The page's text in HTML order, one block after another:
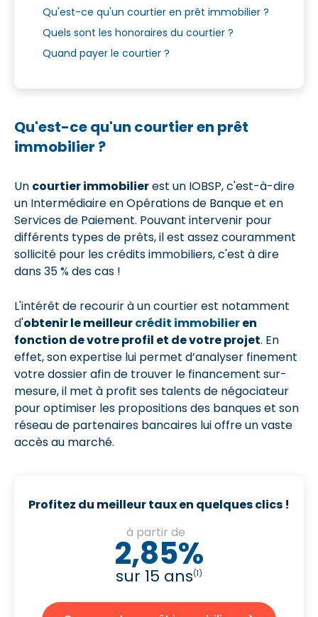
Qu'est-ce qu'un courtier en prêt immobilier ?
Quels sont les honoraires du courtier ?
Quand payer le courtier ?
Qu'est-ce qu'un courtier en prêt
immobilier ?
Un courtier immobilierest un IOBSP, c'est-à-dire
un Intermédiaire en Opérations de Banque et en
Services de Paiement. Pouvant intervenir pour
différents types de prêts, il est assez couramment
sollicité pour les crédits immobiliers, c'est à dire
dans 35 % des cas !
L'intérêt de recourir à un courtier est notamment
d'obtenir le meilleurcrédit immobilieren
fonction de votre profil et de votre projet. En
effet, son expertise lui permet d’analyser finement
votre dossier afin de trouver le financement sur-
mesure, il met à profit ses talents de négociateur
pour optimiser les propositions des banques et son
réseau de partenaires bancaires lui offre un vaste
accès au marché.
Profitez du meilleur taux en quelques clics !
à partir de
2,85%
sur 15 ans(1)